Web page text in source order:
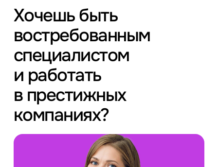
Хочешь быть
востребованным
специалистом
и работать
в престижных
компаниях?